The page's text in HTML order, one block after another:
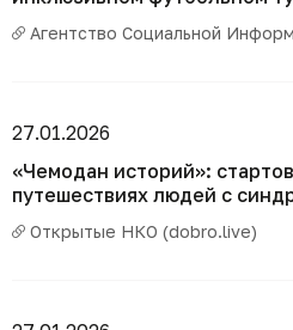
Агентство Социальной
«Чемодан историй»:
путешествиях людей с
Открытые НКО (dobro.live)
27.01.2026